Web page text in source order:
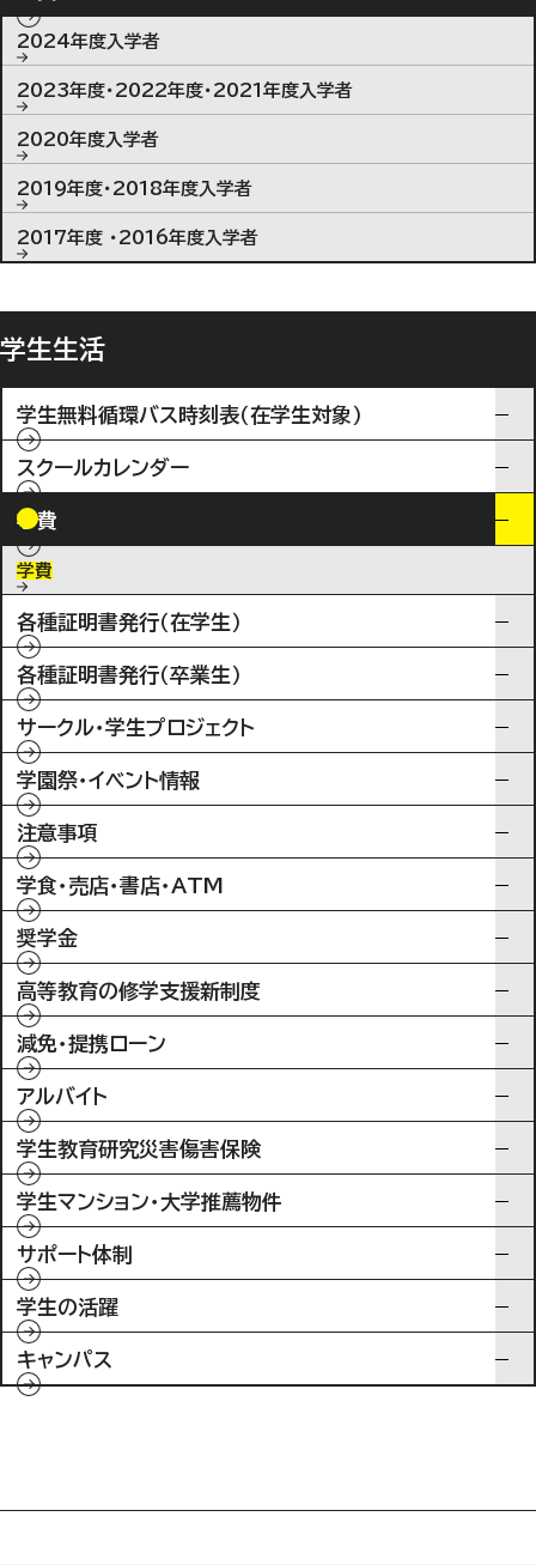
2024年度入学者
2023年度・2022年度・2021年度入学者
2020年度入学者
2019年度・2018年度入学者
2017年度 ・2016年度入学者
学生生活
学生無料循環バス時刻表（在学生対象）
スクールカレンダー
学費
学費
各種証明書発行（在学生）
各種証明書発行（卒業生）
サークル・学生プロジェクト
学園祭・イベント情報
注意事項
学食・売店・書店・ATM
奨学金
高等教育の修学支援新制度
減免・提携ローン
アルバイト
学生教育研究災害傷害保険
学生マンション・大学推薦物件
サポート体制
学生の活躍
キャンパス